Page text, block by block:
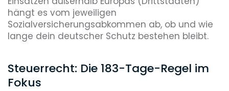
hängt es vom jeweiligen
Sozialversicherungsabkommen ab, ob und wie
lange dein deutscher Schutz bestehen bleibt.
Steuerrecht: Die 183-Tage-Regel im
Fokus